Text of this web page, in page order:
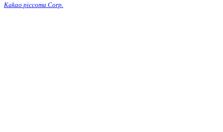
Kakao piccoma Corp.